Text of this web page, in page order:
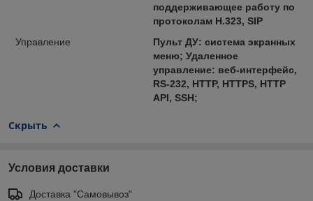
поддерживающее работу по
протоколам H.323, SIP
Управление
Пульт ДУ: система экранных
меню; Удаленное
управление: веб-интерфейс,
RS-232, HTTP, HTTPS, HTTP
API, SSH;
Скрыть
Условия доставки
Доставка "Самовывоз"